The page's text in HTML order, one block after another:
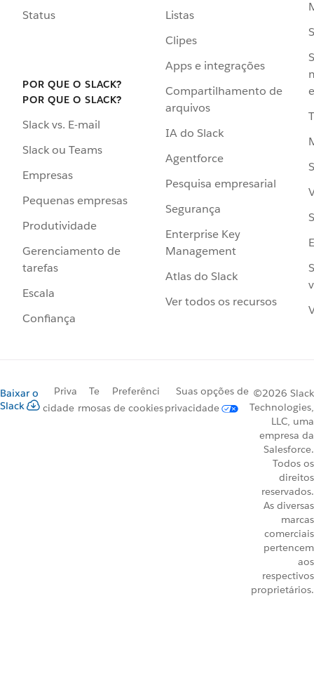
Status
POR QUE O SLACK?
POR QUE O SLACK?
Slack vs. E-mail
Slack ou Teams
Empresas
Pequenas empresas
Produtividade
Gerenciamento de
tarefas
Escala
Confiança
Listas
Clipes
Apps e integrações
Compartilhamento de
arquivos
IA do Slack
Agentforce
Pesquisa empresarial
Segurança
Enterprise Key
Management
Atlas do Slack
Ver todos os recursos
Baixar o
Slack
Priva
cidade
Te
rmos
Preferênci
as de cookies
Suas opções de
privacidade
©2026 Slack
Technologies,
LLC, uma
empresa da
Salesforce.
Todos os
direitos
reservados.
As diversas
marcas
comerciais
pertencem
aos
respectivos
proprietários.